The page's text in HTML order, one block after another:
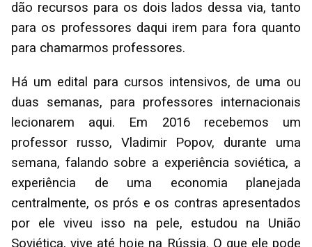
dão recursos para os dois lados dessa via, tanto
para os professores daqui irem para fora quanto
para chamarmos professores.
Há um edital para cursos intensivos, de uma ou
duas semanas, para professores internacionais
lecionarem aqui. Em 2016 recebemos um
professor russo, Vladimir Popov, durante uma
semana, falando sobre a experiência soviética, a
experiência de uma economia planejada
centralmente, os prós e os contras apresentados
por ele viveu isso na pele, estudou na União
Soviética, vive até hoje na Rússia. O que ele pode